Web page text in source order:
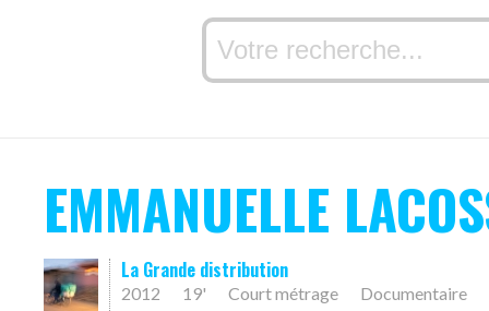
EMMANUELLE
La Grande distribution
2012 19' Court métrage Documentaire